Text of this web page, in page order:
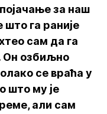
за наш
га раније
сам да га
Он озбиљно
се враћа у
што му је
али сам